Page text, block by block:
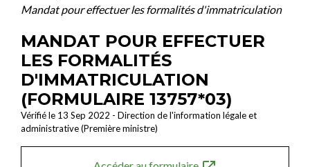
Mandat pour effectuer les formalités d'immatriculation
MANDAT POUR EFFECTUER
LES FORMALITÉS
D'IMMATRICULATION
(FORMULAIRE 13757*03)
Vérifié le 13 Sep 2022 - Direction de l'information légale et
administrative (Première ministre)